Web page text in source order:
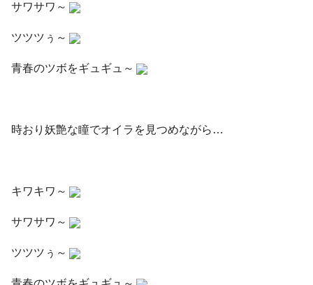
サワサワ～
ツツツぅ～
青春のツボをギュギュ～
時おり妖艶な瞳でオイラを見つめながら…
キワキワ～
サワサワ～
ツツツぅ～